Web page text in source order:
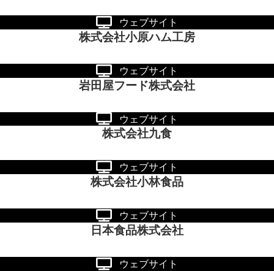
ウェブサイト
株式会社小原ハム工房
ウェブサイト
岩田屋フード株式会社
ウェブサイト
株式会社九食
ウェブサイト
株式会社小林食品
ウェブサイト
日本食品株式会社
ウェブサイト